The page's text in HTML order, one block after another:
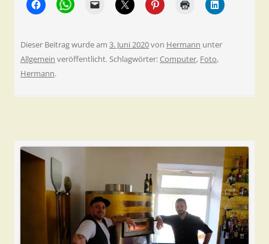
Dieser Beitrag wurde am 3. Juni 2020von Hermann unter
Allgemein veröffentlicht. Schlagwörter:Computer, Foto,
Hermann.